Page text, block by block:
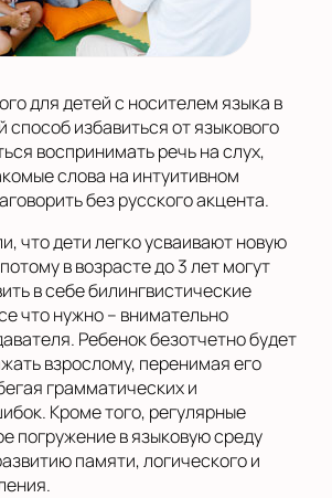
для детей с носителем языка в
способ избавиться от языкового
воспринимать речь на слух,
слова на интуитивном
без русского акцента.
что дети легко усваивают новую
в возрасте до 3 лет могут
в себе билингвистические
что нужно – внимательно
Ребенок безотчетно будет
взрослому, перенимая его
грамматических и
Кроме того, регулярные
погружение в языковую среду
памяти, логического и